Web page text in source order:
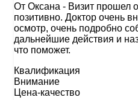
От Оксана - Визит прошел
позитивно. Доктор очень
осмотр, очень подробно
дальнейшие действия и
что поможет.
Квалификация
Внимание
Цена-качество